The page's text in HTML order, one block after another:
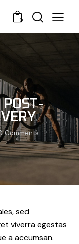
0
POST-
Comments
sed
viverra egestas
a accumsan.